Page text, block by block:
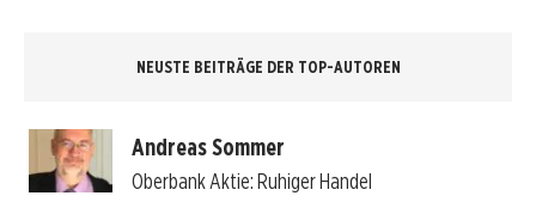
NEUSTE BEITRÄGE DER TOP-AUTOREN
Andreas Sommer
Oberbank Aktie: Ruhiger Handel